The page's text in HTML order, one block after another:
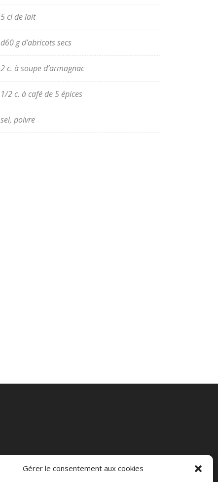
Gérer le consentement aux cookies
5 cl de lait
d60 g d’abricots secs
2 c. à soupe d’armagnac
1/2 c. à café de 5 épices
sel, poivre